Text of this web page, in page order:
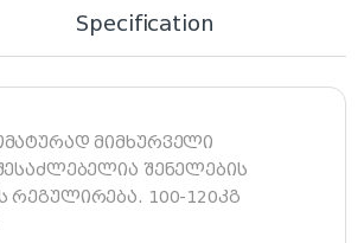
Specification
მიმხურველი
შენელების
რეგულირება. 100-120კგ